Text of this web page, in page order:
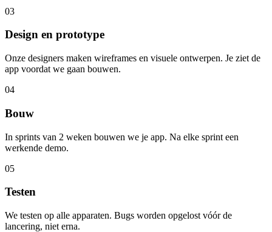
03
Design en prototype
Onze designers maken wireframes en visuele ontwerpen. Je ziet de
app voordat we gaan bouwen.
04
Bouw
In sprints van 2 weken bouwen we je app. Na elke sprint een
werkende demo.
05
Testen
We testen op alle apparaten. Bugs worden opgelost vóór de
lancering, niet erna.